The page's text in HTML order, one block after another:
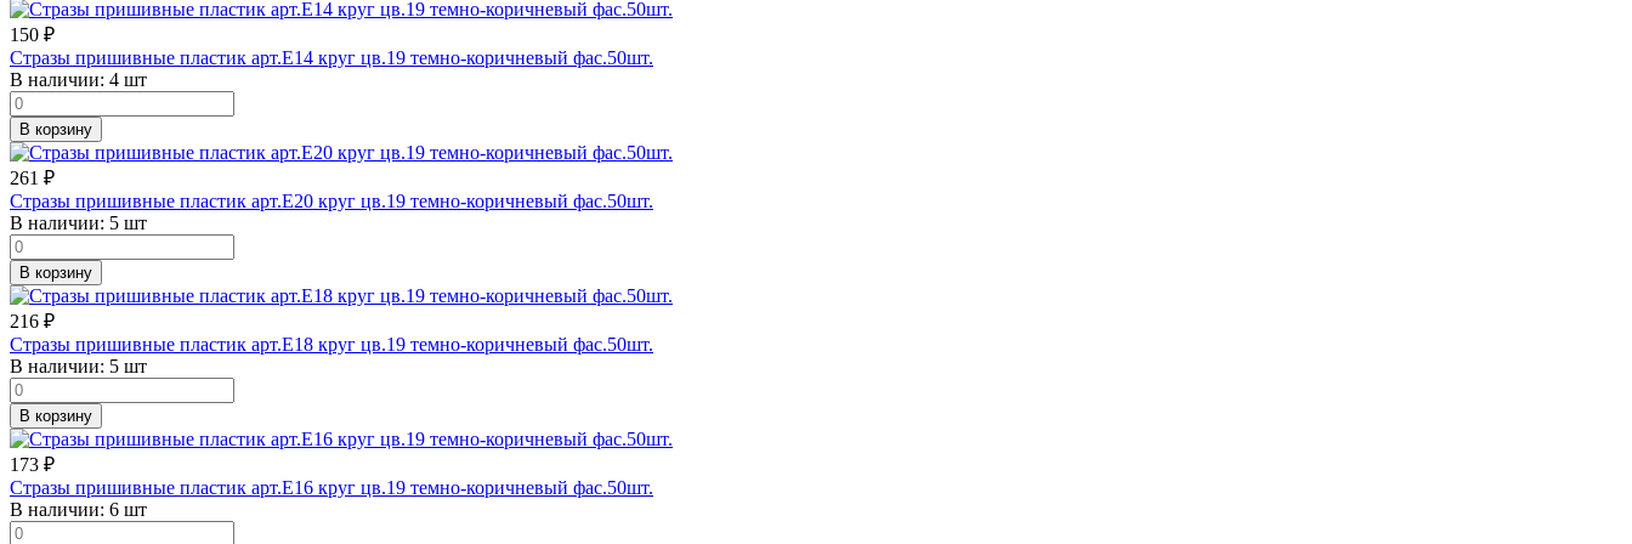
150 ₽
Стразы пришивные пластик арт.E14 круг цв.19 темно-коричневый фас.50шт.
В наличии: 4 шт
В корзину
261 ₽
Стразы пришивные пластик арт.E20 круг цв.19 темно-коричневый фас.50шт.
В наличии: 5 шт
В корзину
216 ₽
Стразы пришивные пластик арт.E18 круг цв.19 темно-коричневый фас.50шт.
В наличии: 5 шт
В корзину
173 ₽
Стразы пришивные пластик арт.E16 круг цв.19 темно-коричневый фас.50шт.
В наличии: 6 шт